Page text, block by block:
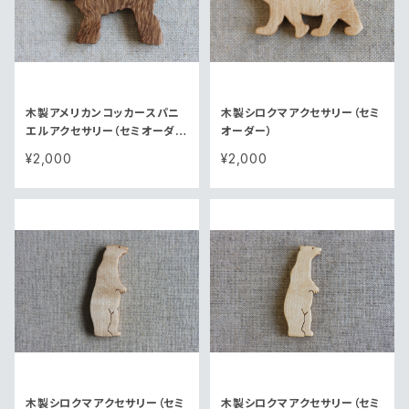
木製アメリカンコッカースパニ
エルアクセサリー（セミオーダ
¥2,000
木製シロクマアクセサリー（セミ
オーダー）
¥2,000
木製シロクマアクセサリー（セミ
木製シロクマアクセサリー（セミ